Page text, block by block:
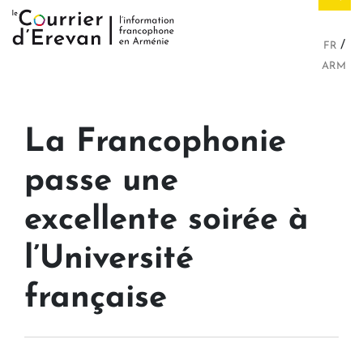
FR
ARM
La Francophonie
passe une
excellente soirée à
l’Université
française